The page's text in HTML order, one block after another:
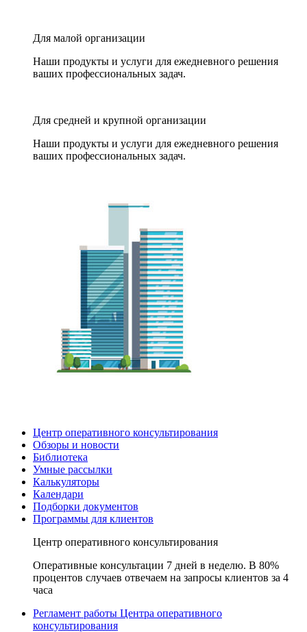
Для малой организации
Наши продукты и услуги для ежедневного решения
ваших профессиональных задач.
Для средней и крупной организации
Наши продукты и услуги для ежедневного решения
ваших профессиональных задач.
Центр оперативного консультирования
Обзоры и новости
Библиотека
Умные рассылки
Калькуляторы
Календари
Подборки документов
Программы для клиентов
Центр оперативного консультирования
Оперативные консультации 7 дней в неделю. В 80%
процентов случаев отвечаем на запросы клиентов за 4
часа
Регламент работы Центра оперативного
консультирования